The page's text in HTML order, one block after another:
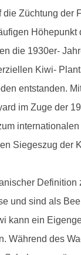
die Züchtung der
Höhepunkt
die 1930er-
Kiwi-
entstanden.
im Zuge der
Siegeszug der
Definition
und sind als
kann ein
Während des